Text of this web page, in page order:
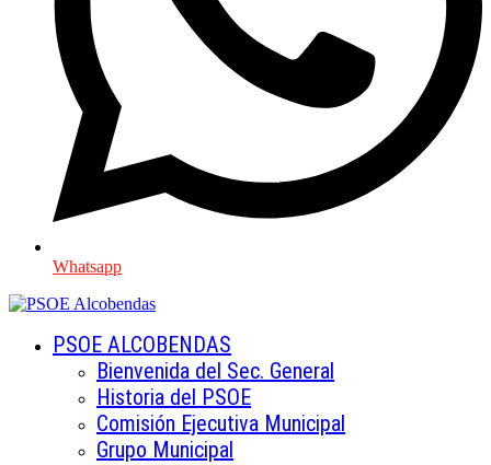
Whatsapp
PSOE ALCOBENDAS
Bienvenida del Sec. General
Historia del PSOE
Comisión Ejecutiva Municipal
Grupo Municipal